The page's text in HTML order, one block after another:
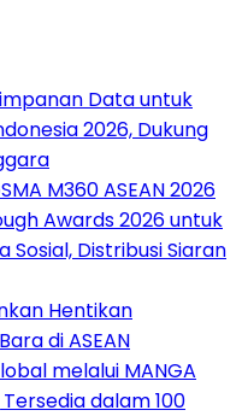
Data untuk
2026, Dukung
M360 ASEAN 2026
Awards 2026 untuk
Sosial, Distribusi Siaran
Hentikan
di ASEAN
melalui MANGA
dalam 100